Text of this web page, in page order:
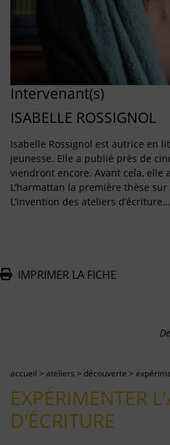
Intervenant(s)
ISABELLE ROSSIGNOL
Isabelle Rossignol est autrice en
jeunesse. Elle a publié près de
viendront encore. Avant cela, elle
L’harmattan la première thèse
L’invention des ateliers d’écriture…
IMPRIMER LA FICHE
accueil > ateliers > découverte >
EXPÉRIMENTER
D'ÉCRITURE